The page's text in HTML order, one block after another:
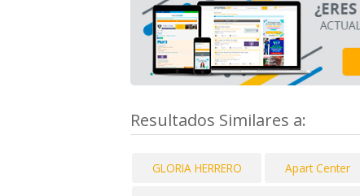
Resultados Similares a:
GLORIA HERRERO Apart Center